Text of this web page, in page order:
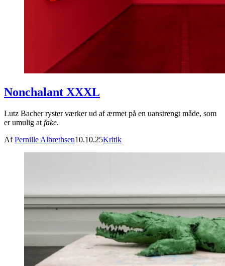
Nonchalant XXXL
Lutz Bacher ryster værker ud af ærmet på en uanstrengt måde, som
er umulig at fake.
AfPernille Albrethsen10.10.25Kritik